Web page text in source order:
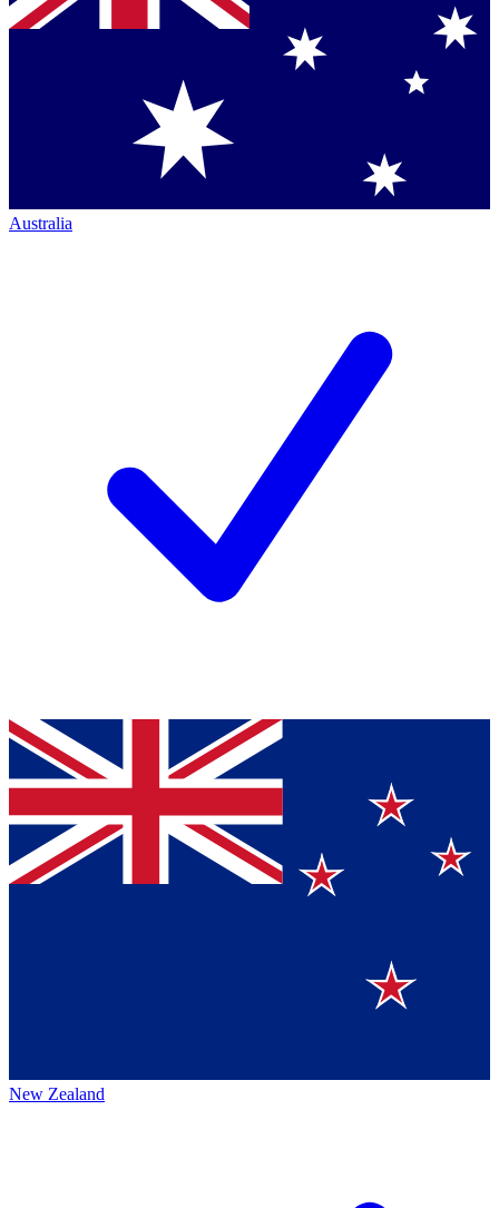
Australia
New Zealand